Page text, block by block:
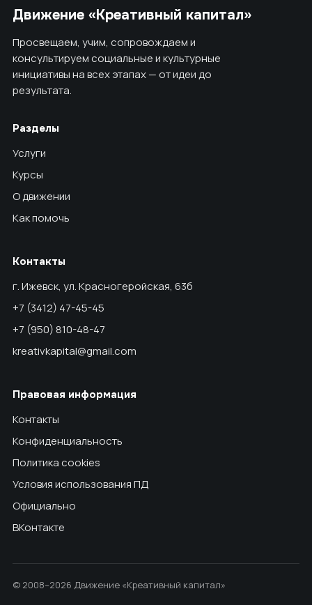
Движение «Креативный капитал»
Просвещаем, учим, сопровождаем и
консультируем социальные и культурные
инициативы на всех этапах — от идеи до
результата.
Разделы
Услуги
Курсы
О движении
Как помочь
Контакты
г. Ижевск, ул. Красногеройская, 63б
+7 (3412) 47-45-45
+7 (950) 810-48-47
kreativkapital@gmail.com
Правовая информация
Контакты
Конфиденциальность
Политика cookies
Условия использования ПД
Официально
ВКонтакте
© 2008–2026 Движение «Креативный капитал»